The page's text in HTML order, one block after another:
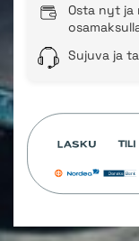
Osta nyt ja
Sujuva ja